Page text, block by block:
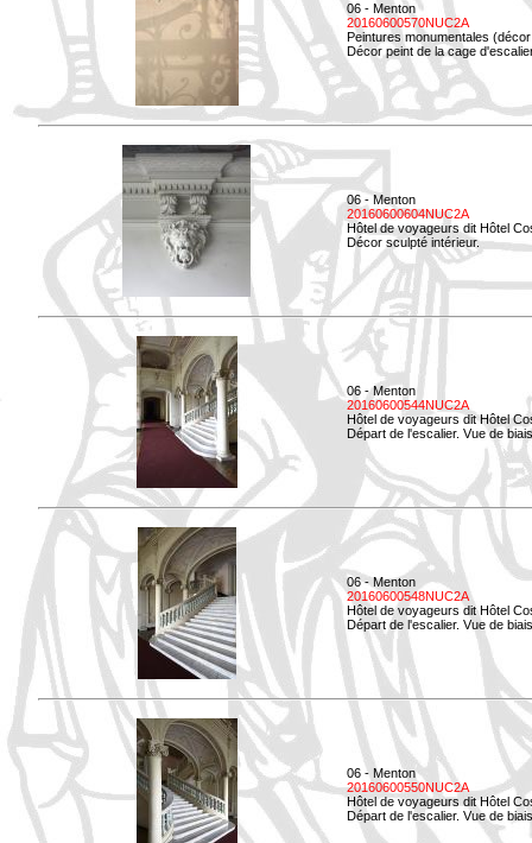
06 - Menton
20160600570NUC2A
Peintures monumentales
Décor peint de la cage
06 - Menton
20160600604NUC2A
Hôtel de voyageurs dit Hôtel
Décor sculpté intérieur.
06 - Menton
20160600544NUC2A
Hôtel de voyageurs dit Hôtel
Départ de l'escalier. Vue de
06 - Menton
20160600548NUC2A
Hôtel de voyageurs dit Hôtel
Départ de l'escalier. Vue de
06 - Menton
20160600550NUC2A
Hôtel de voyageurs dit Hôtel
Départ de l'escalier. Vue de